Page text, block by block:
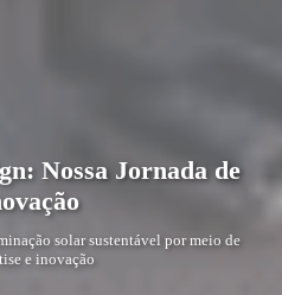
Nossa Jornada de
solar sustentável por meio de
e inovação